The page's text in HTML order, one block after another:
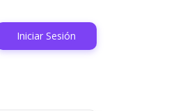
Iniciar Sesión